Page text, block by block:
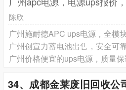
陈欣
广州施耐德APC ups电源，全模
广州创宣力蓄电池出售，安全可
广州价格便宜的ups电源，质量
34、成都金莱废旧回收公